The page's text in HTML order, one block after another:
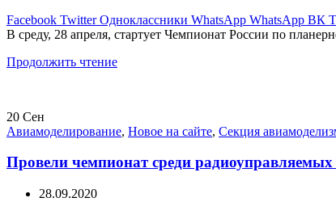
Facebook Twitter Одноклассники WhatsApp WhatsApp ВК
В среду, 28 апреля, стартует Чемпионат России по
Продолжить чтение
20 Сен
Авиамоделирование, Новое на сайте, Секция
Провели чемпионат среди радиоуправляемых
28.09.2020